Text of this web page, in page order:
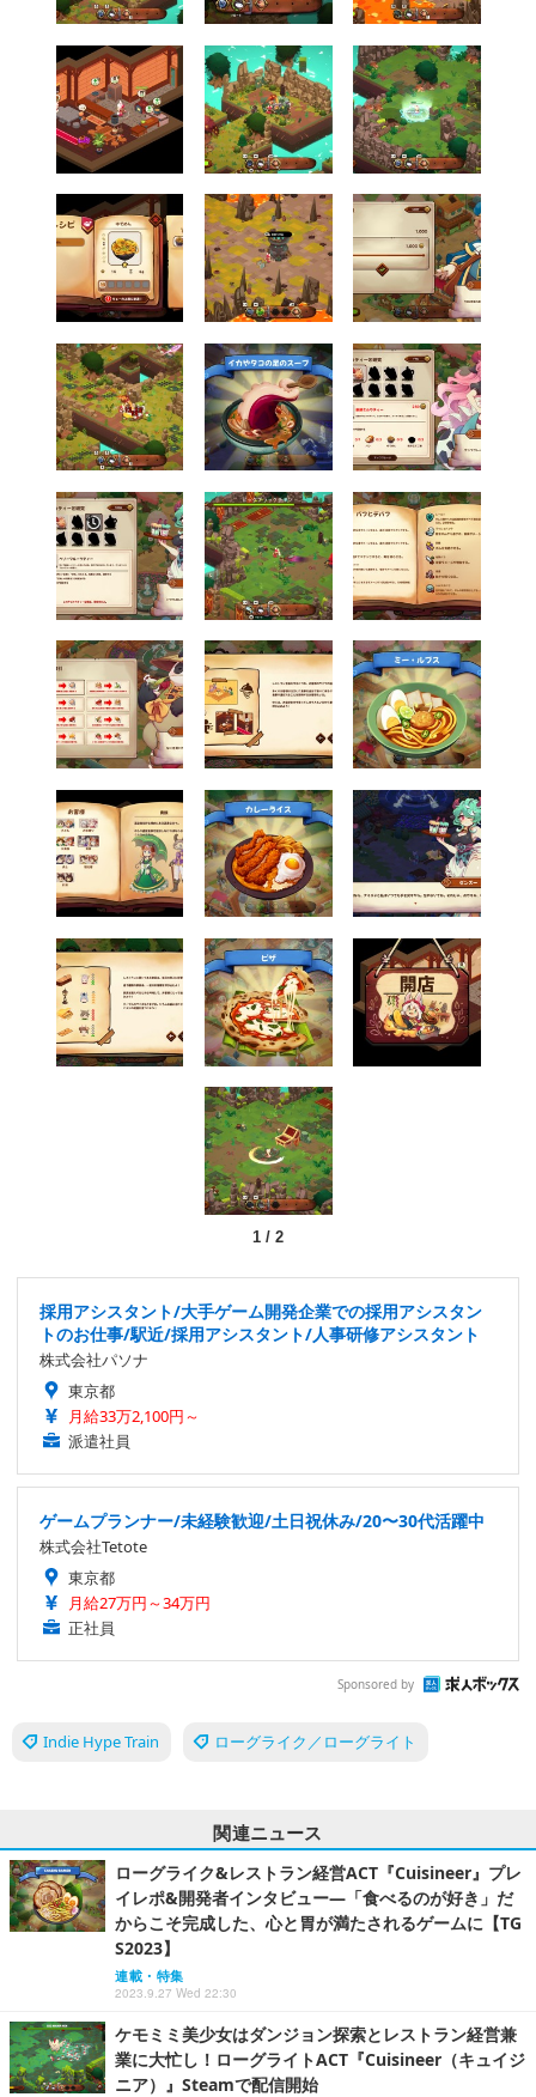
1/ 2
採用アシスタント/大手ゲーム開発企業での採用アシスタン
トのお仕事/駅近/採用アシスタント/人事研修アシスタント
株式会社パソナ
東京都
月給33万2,100円～
派遣社員
ゲームプランナー/未経験歓迎/土日祝休み/20〜30代活躍中
株式会社Tetote
東京都
月給27万円～34万円
正社員
Sponsored by
Indie Hype Train ローグライク／ローグライト
関連ニュース
ローグライク&レストラン経営ACT『Cuisineer』プレ
イレポ&開発者インタビュー―「食べるのが好き」だ
からこそ完成した、心と胃が満たされるゲームに【TG
S2023】
連載・特集
2023.9.27 Wed 22:30
ケモミミ美少女はダンジョン探索とレストラン経営兼
業に大忙し！ローグライトACT『Cuisineer（キュイジ
ニア）』Steamで配信開始